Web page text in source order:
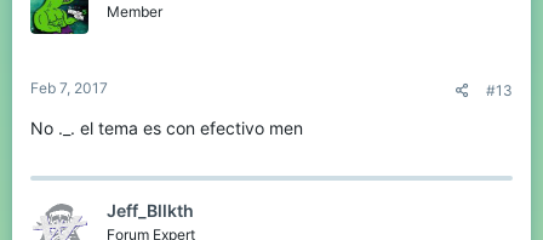
Member
Feb 7, 2017 #13
No ._. el tema es con efectivo men
Jeff_Bllkth
Forum Expert